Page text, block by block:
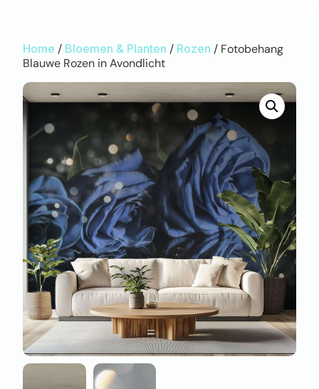
Home / Bloemen & Planten / Rozen / Fotobehang
Blauwe Rozen in Avondlicht